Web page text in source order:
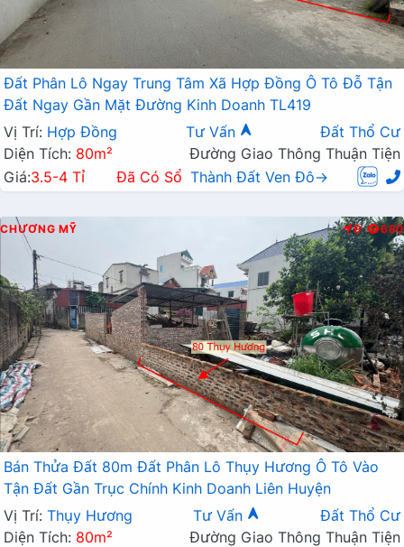
Đất Phân Lô Ngay Trung Tâm Xã Hợp Đồng Ô Tô Đỗ Tận
Đất Ngay Gần Mặt Đường Kinh Doanh TL419
Vị Trí: Hợp Đồng Tư Vấn
Đất Thổ Cư
Diện Tích: 80m²
Đường Giao Thông Thuận Tiện
Giá:3.5-4 Tỉ Đã Có Sổ Thành Đất Ven Đô→
CHƯƠNG MỸ Đ 680
Bán Thửa Đất 80m Đất Phân Lô Thụy Hương Ô Tô Vào
Tận Đất Gần Trục Chính Kinh Doanh Liên Huyện
Vị Trí: Thụy Hương Tư Vấn
Đất Thổ Cư
Diện Tích: 80m²
Đường Giao Thông Thuận Tiện